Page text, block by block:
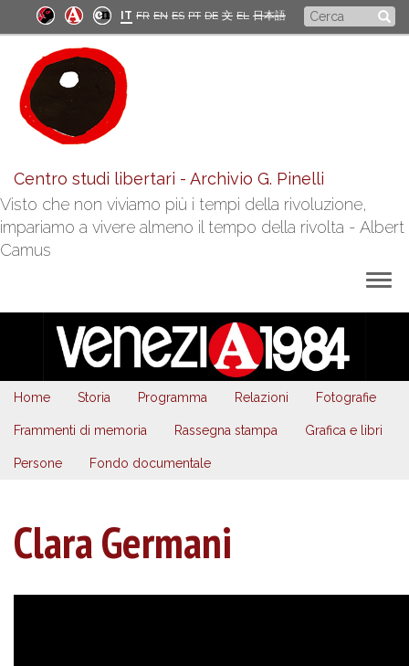
Salta
al
contenuto
principale
Form
IT FR EN ES PT DE 文 EL 日本語
Centro studi libertari - Archivio G. Pinelli
Visto che non viviamo più i tempi della rivoluzione,
impariamo a vivere almeno il tempo della rivolta - Albert
Camus
Home Storia Programma Relazioni Fotografie
Frammenti di memoria Rassegna stampa Grafica e libri
Persone Fondo documentale
Clara Germani